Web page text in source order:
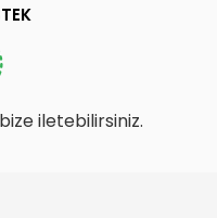
iletebilirsiniz.